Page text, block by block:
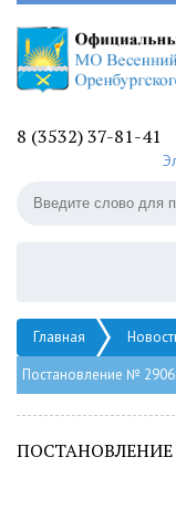
8 (3532) 37-81-41
Главная
Постановление №
ПОСТАНОВЛЕНИЕ